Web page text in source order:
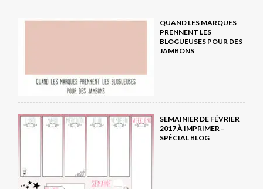
QUAND LES MARQUES
PRENNENT LES
BLOGUEUSES POUR DES
JAMBONS
SEMAINIER DE FÉVRIER
2017 À IMPRIMER –
SPÉCIAL BLOG